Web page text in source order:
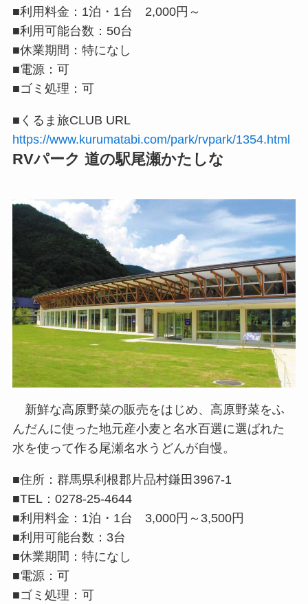
■利用料金：1泊・1台 2,000円～
■利用可能台数：50台
■休業期間：特になし
■電源：可
■ゴミ処理：可
■くるま旅CLUB URL
https://www.kurumatabi.com/park/rvpark/1354.html
RVパーク 道の駅尾瀬かたしな
新鮮な高原野菜の販売をはじめ、高原野菜をふ
んだんに使った地元産小麦と名水百選に選ばれた
水を使って作る尾瀬名水うどんが自慢。
■住所：群馬県利根郡片品村鎌田3967-1
■TEL：0278-25-4644
■利用料金：1泊・1台 3,000円～3,500円
■利用可能台数：3台
■休業期間：特になし
■電源：可
■ゴミ処理：可